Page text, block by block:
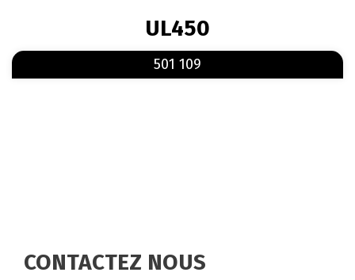
UL450
501 109
CONTACTEZ NOUS